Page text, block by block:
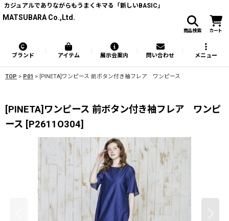
カジュアルでありながらもうまくキマる「新しいBASIC」
MATSUBARA Co.,Ltd.
商品検索 カート
ブランド アイテム 展示会案内 問い合わせ メニュー
TOP > P01 > [PINETA]ワンピース 前ボタン付き袖フレア ワンピース
[PINETA]ワンピース 前ボタン付き袖フレア ワンピ
ース [P2611O304]